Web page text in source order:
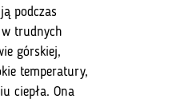
podczas
w trudnych
górskiej,
temperatury,
ciepła. Ona